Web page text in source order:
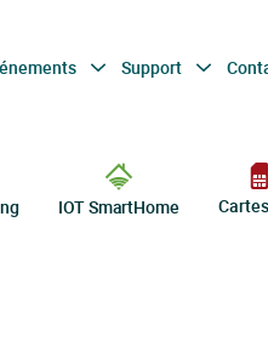
Support
IOT SmartHome